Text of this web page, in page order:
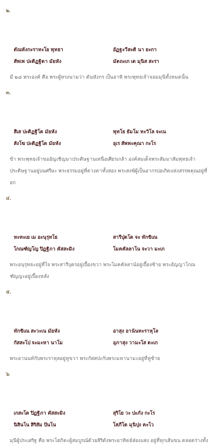
๒.
ตัณหังกะราทะโย พุทธา
สัพเพ ปะติฏฐิตา มัยหัง
อัฏฐะวีสะติ นา ยะกา
มัตถะเก เต มุนิส สะรา
มี ๒๘ พระองค์ คือ พระผู้ทรงนามว่า ตันหังกร เป็นอาทิ พระพุทธเจ้าจอมมุนีทั้งหมดนั้น
๓.
สีเส ปะติฏฐิโต มัยหัง
สังโฆ ปะติฏฐิโต มัยหัง
พุทโธ ธัมโม ทะวิโล จะเน
อุเร สัพพะคุณา กะโร
ข้า พระพุทธเจ้าขออัญเชิญมาประดิษฐานเหนือเศียรเกล้า องค์สมเด็จพระสัมมาสัมพุทธเจ้า
ประดิษฐานอยู่บนศรีษะ พระธรรมอยู่ที่ดวงตาทั้งสอง พระสงฆ์ผู้เป็นอากรบ่อเกิดแห่งสรรพคุณอยู่ที่
อก
๔.
หะทะเย เม อะนุรุทโธ
โกณฑัญโญ ปิฏฐิภา คัสสะมิง
สารีปุตโต จะ ทักขิเณ
โมคคัลลาโน จะวา มะเก
พระอนุรุทธะอยู่ที่ใจ พระสารีบุตรอยู่เบื้องขวา พระโมคคัลลาน์อยู่เบื้องซ้าย พระอัญญาโกณ
ฑัญญะอยู่เบื้องหลัง
๕.
ทักขิเณ สะวะเน มัยหัง
กัสสะโป จะมะหา นาโม
อาสุง อานันทะราหุโล
อุภาสุง วามะโส ตะเก
พระอานนท์กับพระราหุลอยู่หูขวา พระกัสสปะกับพระมหานามะอยู่ที่หูซ้าย
๖.
เกสะโต ปิฏฐิภา คัสสะมิง
นิสินโน สิริสัม ปันโน
สุริโย วะ ปะภัง กะโร
โสภีโต มุนิปุง คะโว
มุนีผู้ประเสริฐ คือ พระโสภิตะผู้สมบูรณ์ด้วยสิริดังพระอาทิตย์ส่องแสง อยู่ที่ทุกเส้นขน ตลอดร่างทั้ง